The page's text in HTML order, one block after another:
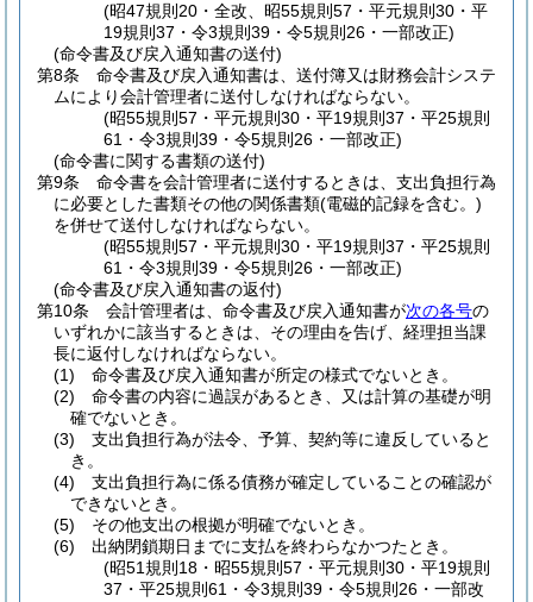
(昭47規則20・全改、昭55規則57・平元規則30・平
19規則37・令3規則39・令5規則26・一部改正)
(命令書及び戻入通知書の送付)
第8条
命令書及び戻入通知書は、送付簿又は財務会計システ
ムにより会計管理者に送付しなければならない。
(昭55規則57・平元規則30・平19規則37・平25規則
61・令3規則39・令5規則26・一部改正)
(命令書に関する書類の送付)
第9条
命令書を会計管理者に送付するときは、支出負担行為
に必要とした書類その他の関係書類(電磁的記録を含む。)
を併せて送付しなければならない。
(昭55規則57・平元規則30・平19規則37・平25規則
61・令3規則39・令5規則26・一部改正)
(命令書及び戻入通知書の返付)
第10条
会計管理者は、命令書及び戻入通知書が次の各号の
いずれかに該当するときは、その理由を告げ、経理担当課
長に返付しなければならない。
(1)
命令書及び戻入通知書が所定の様式でないとき。
(2)
命令書の内容に過誤があるとき、又は計算の基礎が明
確でないとき。
(3)
支出負担行為が法令、予算、契約等に違反していると
き。
(4)
支出負担行為に係る債務が確定していることの確認が
できないとき。
(5)
その他支出の根拠が明確でないとき。
(6)
出納閉鎖期日までに支払を終わらなかつたとき。
(昭51規則18・昭55規則57・平元規則30・平19規則
37・平25規則61・令3規則39・令5規則26・一部改